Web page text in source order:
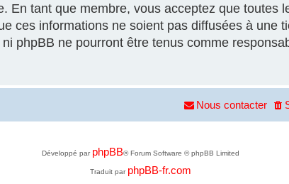
En tant que membre, vous acceptez que toutes
ces informations ne soient pas diffusées à une
phpBB ne pourront être tenus comme
Nous contacter
Développé par phpBB® Forum Software © phpBB Limited
Traduit par phpBB-fr.com